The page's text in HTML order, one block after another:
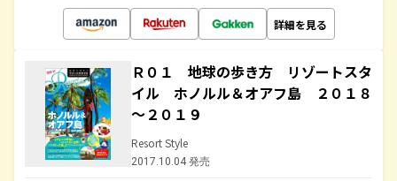
詳細を見る
Ｒ０１ 地球の歩き方 リゾートスタ
イル ホノルル＆オアフ島 ２０１８
～２０１９
Resort Style
2017.10.04 発売